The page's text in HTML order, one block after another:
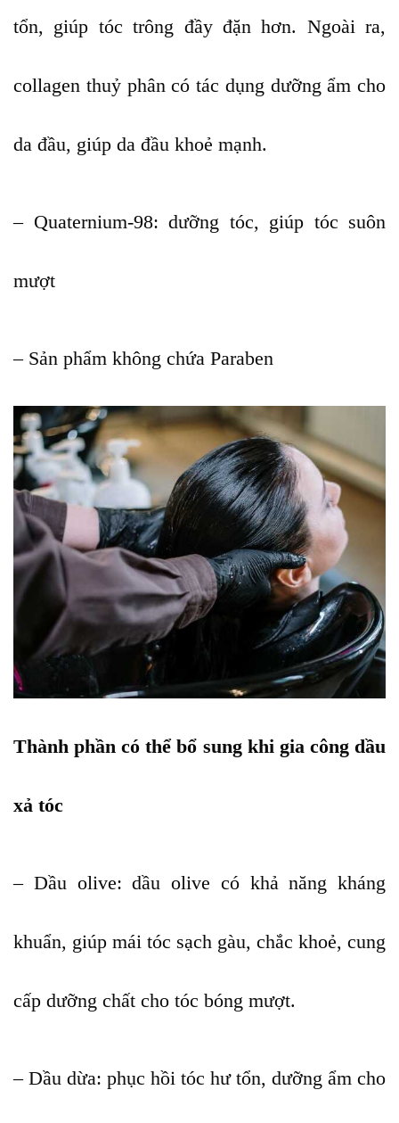
tổn, giúp tóc trông đầy đặn hơn. Ngoài ra,
collagen thuỷ phân có tác dụng dưỡng ẩm cho
da đầu, giúp da đầu khoẻ mạnh.
– Quaternium-98: dưỡng tóc, giúp tóc suôn
mượt
– Sản phẩm không chứa Paraben
Thành phần có thể bổ sung khi gia công dầu
xả tóc
– Dầu olive: dầu olive có khả năng kháng
khuẩn, giúp mái tóc sạch gàu, chắc khoẻ, cung
cấp dưỡng chất cho tóc bóng mượt.
– Dầu dừa: phục hồi tóc hư tổn, dưỡng ẩm cho